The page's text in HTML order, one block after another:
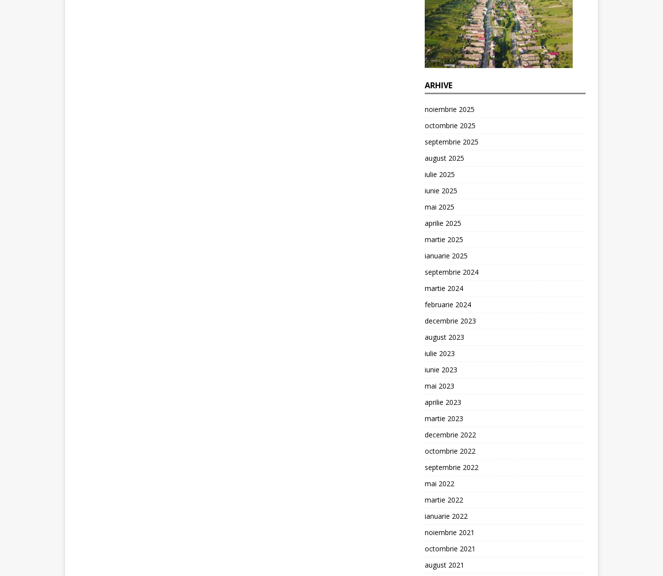
ARHIVE
noiembrie 2025
octombrie 2025
septembrie 2025
august 2025
iulie 2025
iunie 2025
mai 2025
aprilie 2025
martie 2025
ianuarie 2025
septembrie 2024
martie 2024
februarie 2024
decembrie 2023
august 2023
iulie 2023
iunie 2023
mai 2023
aprilie 2023
martie 2023
decembrie 2022
octombrie 2022
septembrie 2022
mai 2022
martie 2022
ianuarie 2022
noiembrie 2021
octombrie 2021
august 2021